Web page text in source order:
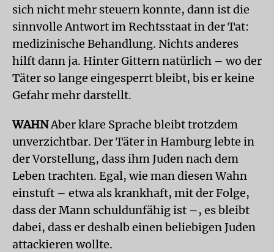
sich nicht mehr steuern konnte, dann ist die
sinnvolle Antwort im Rechtsstaat in der Tat:
medizinische Behandlung. Nichts anderes
hilft dann ja. Hinter Gittern natürlich – wo der
Täter so lange eingesperrt bleibt, bis er keine
Gefahr mehr darstellt.
WAHNAber klare Sprache bleibt trotzdem
unverzichtbar. Der Täter in Hamburg lebte in
der Vorstellung, dass ihm Juden nach dem
Leben trachten. Egal, wie man diesen Wahn
einstuft – etwa als krankhaft, mit der Folge,
dass der Mann schuldunfähig ist –, es bleibt
dabei, dass er deshalb einen beliebigen Juden
attackieren wollte.